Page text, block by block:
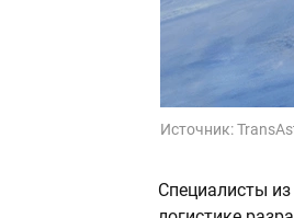
Источник:
Специалисты